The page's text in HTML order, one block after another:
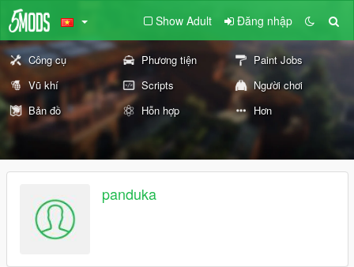
Show Adult Đăng nhập
Công cụ Phương tiện
Paint Jobs
Vũ khí
Scripts
Người chơi
Bản đồ
Hỗn hợp Hơn
panduka